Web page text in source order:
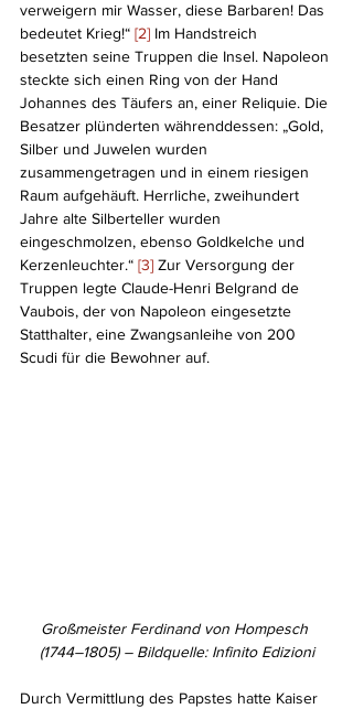
verweigern mir Wasser, diese Barbaren! Das
bedeutet Krieg!“ [2] Im Handstreich
besetzten seine Truppen die Insel. Napoleon
steckte sich einen Ring von der Hand
Johannes des Täufers an, einer Reliquie. Die
Besatzer plünderten währenddessen: „Gold,
Silber und Juwelen wurden
zusammengetragen und in einem riesigen
Raum aufgehäuft. Herrliche, zweihundert
Jahre alte Silberteller wurden
eingeschmolzen, ebenso Goldkelche und
Kerzenleuchter.“ [3] Zur Versorgung der
Truppen legte Claude-Henri Belgrand de
Vaubois, der von Napoleon eingesetzte
Statthalter, eine Zwangsanleihe von 200
Scudi für die Bewohner auf.
Großmeister Ferdinand von Hompesch
(1744–1805) – Bildquelle: Infinito Edizioni
Durch Vermittlung des Papstes hatte Kaiser